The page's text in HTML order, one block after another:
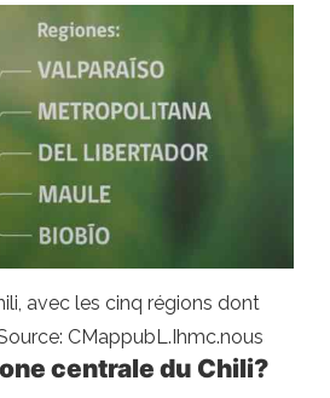
avec les cinq régions dont
CMappubL.Ihmc.nous
centrale du Chili?